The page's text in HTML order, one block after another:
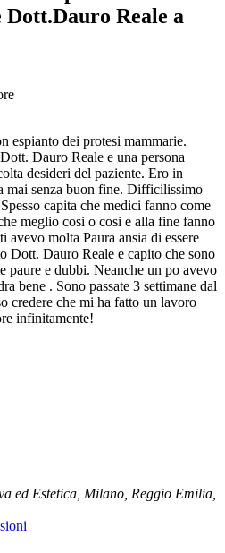
Reale a
espianto dei protesi mammarie.
Dauro Reale e una persona
desideri del paziente. Ero in
mai senza buon fine. Difficilissimo
capita che medici fanno come
meglio cosi o cosi e alla fine fanno
molta Paura ansia di essere
Dott. Dauro Reale e capito che sono
paure e dubbi. Neanche un po avevo
bene . Sono passate 3 settimane dal
credere che mi ha fatto un lavoro
infinitamente!
ed Estetica, Milano, Reggio Emilia,